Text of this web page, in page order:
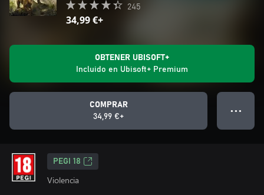
245
34,99 €+
OBTENER UBISOFT+
Incluido en Ubisoft+ Premium
COMPRAR
34,99 €+
● ● ●
PEGI 18
Violencia